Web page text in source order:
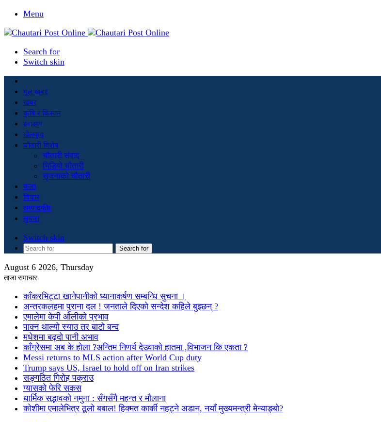
Menu
Search for
Switch skin
मूल खबर
खबर
कृषि र किसान
स्वास्थ्य
खेलकुद
चौतारी विशेष
चौतारी संवाद
भिडियो चौतारी
सृजनाको चौतारी
कला
विचार
सम्पादकीय
सुचना
Switch skin
Search for
August 6 2026, Thursday
ताजा समाचार
काँकरभिट्टा खानेपानीको ध्यानाकर्षण सम्बन्धि सुचना ।
अन्तरकलहमा पुराना दल ! जनताले दिएको सन्देश कहिले बुझ्छन् ?
एमालेमा केपी ओलीको प्रभाव
पाक्न थाल्यो स्याउ तर बाटो बन्द
मधेशमा बढ्दो पानी अभाव
काँग्रेसमा अब के होला ?अन्तिम निणर्य देउवाको हातमा ,विभाजन कि एकता ?
Messi returns to MLS action after World Cup duty
Trump says US, Israel to hold off on Iran strikes
सङ्गठित गिरोह पक्राउ
ग्यासको फेरि सकस
धार्मिक सद्भावको नमुना : सँगसँगै महन्त र मौलाना
कोशीमा एमालेभित्र ठूलो बबाल! हिक्मत कार्की नहट्ने अडान, नयाँ मुख्यमन्त्री मेन्याङ्बो?